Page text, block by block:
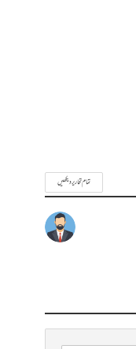
تمام تحاریر دیکھیں